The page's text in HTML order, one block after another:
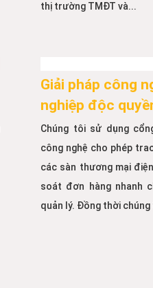
thị trường TMĐT và...
Giải pháp công
nghiệp độc
Chúng tôi sử dụng
công nghệ cho phép
các sàn thương mại
soát đơn hàng nhanh
quản lý. Đồng thời